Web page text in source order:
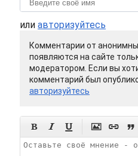
или авторизуйтесь
Комментарии от
появляются на сайте
модератором. Если вы
комментарий был
авторизуйтесь
     